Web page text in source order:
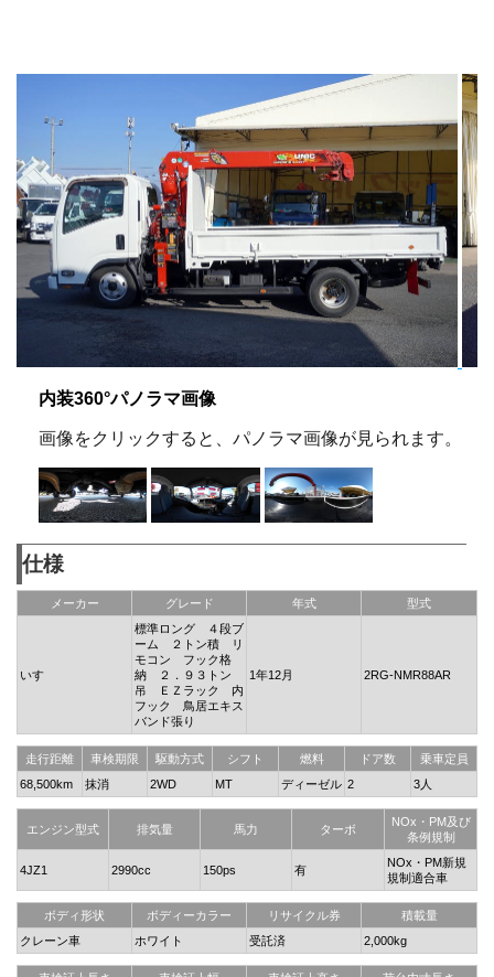
内装360°パノラマ画像
画像をクリックすると、パノラマ画像が見られます。
仕様
メーカー グレード 年式 型式
いすゞ
標準ロング ４段ブ
ーム ２トン積 リ
モコン フック格
納 ２．９３トン
吊 ＥＺラック 内
フック 鳥居エキス
バンド張り
1年12月 2RG-NMR88AR
走行距離 車検期限 駆動方式 シフト 燃料 ドア数
乗車定員
68,500km
抹消 2WD MT ディーゼル 2 3人
エンジン型式 排気量 馬力 ターボ
NOx・PM及び
条例規制
4JZ1 2990cc 150ps 有
NOx・PM新規
規制適合車
ボディ形状 ボディーカラー リサイクル券
積載量
クレーン車
ホワイト 受託済 2,000kg